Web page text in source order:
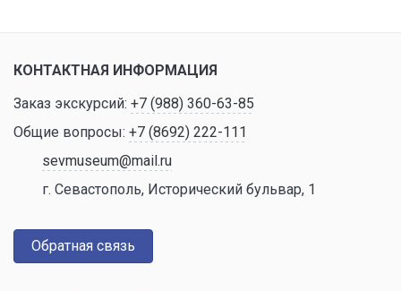
КОНТАКТНАЯ ИНФОРМАЦИЯ
Заказ экскурсий: +7 (988) 360-63-85
Общие вопросы: +7 (8692) 222-111
sevmuseum@mail.ru
г. Севастополь, Исторический бульвар, 1
Обратная связь